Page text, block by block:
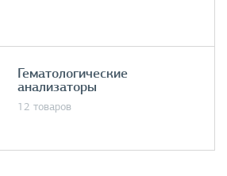
Гематологические
анализаторы
12 товаров